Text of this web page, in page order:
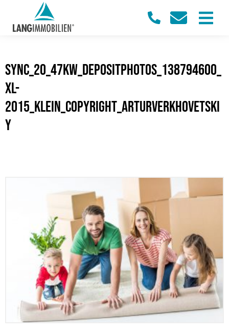
sync_20_47KW_Depositphotos_138794600_
xl-
2015_klein_Copyright_ArturVerkhovetski
y